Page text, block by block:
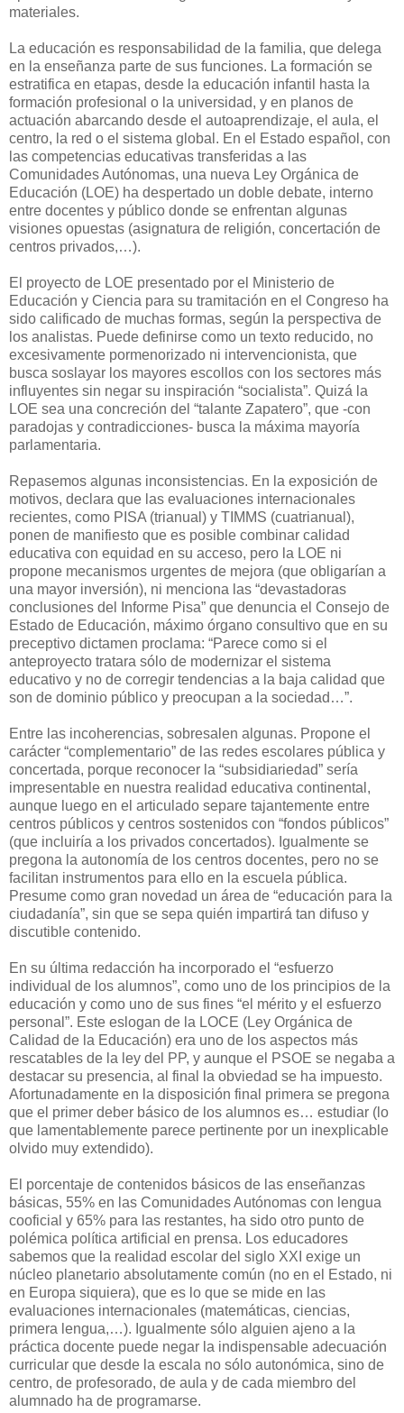
materiales.
La educación es responsabilidad de la familia, que delega
en la enseñanza parte de sus funciones. La formación se
estratifica en etapas, desde la educación infantil hasta la
formación profesional o la universidad, y en planos de
actuación abarcando desde el autoaprendizaje, el aula, el
centro, la red o el sistema global. En el Estado español, con
las competencias educativas transferidas a las
Comunidades Autónomas, una nueva Ley Orgánica de
Educación (LOE) ha despertado un doble debate, interno
entre docentes y público donde se enfrentan algunas
visiones opuestas (asignatura de religión, concertación de
centros privados,…).
El proyecto de LOE presentado por el Ministerio de
Educación y Ciencia para su tramitación en el Congreso ha
sido calificado de muchas formas, según la perspectiva de
los analistas. Puede definirse como un texto reducido, no
excesivamente pormenorizado ni intervencionista, que
busca soslayar los mayores escollos con los sectores más
influyentes sin negar su inspiración “socialista”. Quizá la
LOE sea una concreción del “talante Zapatero”, que -con
paradojas y contradicciones- busca la máxima mayoría
parlamentaria.
Repasemos algunas inconsistencias. En la exposición de
motivos, declara que las evaluaciones internacionales
recientes, como PISA (trianual) y TIMMS (cuatrianual),
ponen de manifiesto que es posible combinar calidad
educativa con equidad en su acceso, pero la LOE ni
propone mecanismos urgentes de mejora (que obligarían a
una mayor inversión), ni menciona las “devastadoras
conclusiones del Informe Pisa” que denuncia el Consejo de
Estado de Educación, máximo órgano consultivo que en su
preceptivo dictamen proclama: “Parece como si el
anteproyecto tratara sólo de modernizar el sistema
educativo y no de corregir tendencias a la baja calidad que
son de dominio público y preocupan a la sociedad…”.
Entre las incoherencias, sobresalen algunas. Propone el
carácter “complementario” de las redes escolares pública y
concertada, porque reconocer la “subsidiariedad” sería
impresentable en nuestra realidad educativa continental,
aunque luego en el articulado separe tajantemente entre
centros públicos y centros sostenidos con “fondos públicos”
(que incluiría a los privados concertados). Igualmente se
pregona la autonomía de los centros docentes, pero no se
facilitan instrumentos para ello en la escuela pública.
Presume como gran novedad un área de “educación para la
ciudadanía”, sin que se sepa quién impartirá tan difuso y
discutible contenido.
En su última redacción ha incorporado el “esfuerzo
individual de los alumnos”, como uno de los principios de la
educación y como uno de sus fines “el mérito y el esfuerzo
personal”. Este eslogan de la LOCE (Ley Orgánica de
Calidad de la Educación) era uno de los aspectos más
rescatables de la ley del PP, y aunque el PSOE se negaba a
destacar su presencia, al final la obviedad se ha impuesto.
Afortunadamente en la disposición final primera se pregona
que el primer deber básico de los alumnos es… estudiar (lo
que lamentablemente parece pertinente por un inexplicable
olvido muy extendido).
El porcentaje de contenidos básicos de las enseñanzas
básicas, 55% en las Comunidades Autónomas con lengua
cooficial y 65% para las restantes, ha sido otro punto de
polémica política artificial en prensa. Los educadores
sabemos que la realidad escolar del siglo XXI exige un
núcleo planetario absolutamente común (no en el Estado, ni
en Europa siquiera), que es lo que se mide en las
evaluaciones internacionales (matemáticas, ciencias,
primera lengua,…). Igualmente sólo alguien ajeno a la
práctica docente puede negar la indispensable adecuación
curricular que desde la escala no sólo autonómica, sino de
centro, de profesorado, de aula y de cada miembro del
alumnado ha de programarse.